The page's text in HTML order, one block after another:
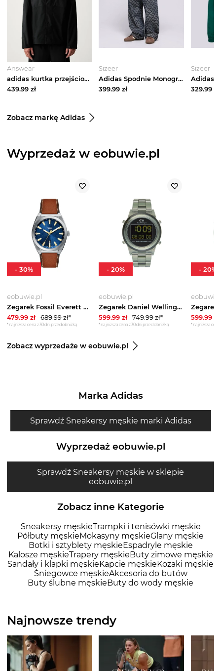
Answear
adidas kurtka przejściowa męska Essentials czarny
439.99 zł
Sizeer
Adidas Spodnie Monogram Pt niebieski
399.99 zł
Sizeer
329.99zł
Zobacz markę Adidas
Wyprzedaż w eobuwie.pl
eobuwie.pl
Zegarek Fossil Everett FS6115 Brązowy
479.99 zł 689.99zł*
*najniższa cena z 30 dni przed obniżką
- 30%
eobuwie.pl
Zegarek Daniel Wellington DW00100768 Zielony
599.99 zł 749.99zł*
*najniższa cena z 30 dni przed obniżką
-20%
599.99zł
*najniższa cena
- 20%
Zobacz wyprzedaże w eobuwie.pl
Marka Adidas
Sprawdź Sneakersy męskie marki Adidas
Wyprzedaż eobuwie.pl
Sprawdź Sneakersy męskie w sklepie
eobuwie.pl
Zobacz inne Kategorie
Sneakersy męskieTrampki i tenisówki męskie
Półbuty męskie Mokasyny męskieGlany męskie
Botki i sztyblety męskie Espadryle męskie
Kalosze męskieTrapery męskie Buty zimowe męskie
Sandały i klapki męskie Kapcie męskie Kozaki męskie
Śniegowce męskieAkcesoria do butów
Buty ślubne męskie Buty do wody męskie
Najnowsze trendy